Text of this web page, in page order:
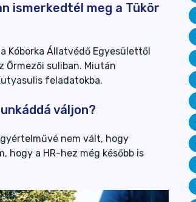
ismerkedtél meg a Tükör
Kóborka Állatvédő Egyesülettől
Őrmezői suliban. Miután
feladatokba.
váljon?
nem vált, hogy
hogy a HR-hez még később is